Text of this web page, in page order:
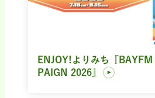
ENJOY!よりみち『
PAIGN 2026』